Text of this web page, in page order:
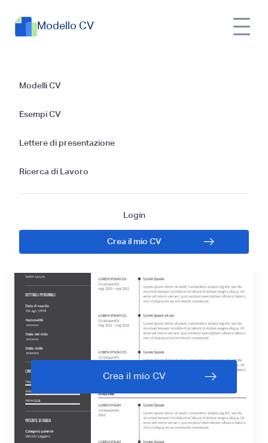
Modello CV
Modelli CV
Esempi CV
Lettere di presentazione
Ricerca di Lavoro
Login
Crea il mio CV
CV per la posizione
di Ingegnere della
qualità a livello base:
Modelli ed esempi
Crea il mio CV